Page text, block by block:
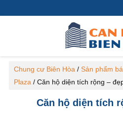
Chung cư Biên Hòa / Sản phẩm
Plaza / Căn hộ diện tích rộng –
Căn hộ diện tích